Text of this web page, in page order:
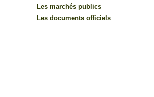
Les marchés publics
Les documents officiels